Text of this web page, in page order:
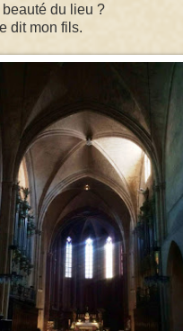
du lieu ?
dit mon fils.